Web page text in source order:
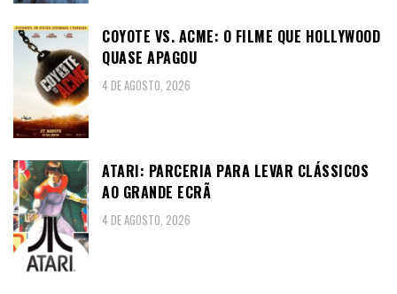
COYOTE VS. ACME: O FILME QUE HOLLYWOOD
QUASE APAGOU
4 DE AGOSTO, 2026
ATARI: PARCERIA PARA LEVAR CLÁSSICOS
AO GRANDE ECRÃ
4 DE AGOSTO, 2026